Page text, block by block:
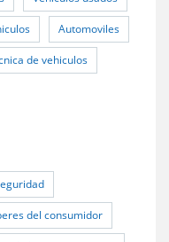
Automoviles
de vehiculos
del consumidor